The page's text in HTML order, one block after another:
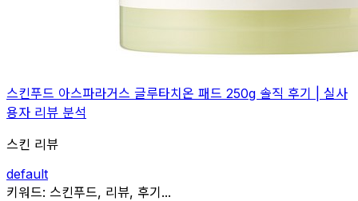
스킨푸드 아스파라거스 글루타치온 패드 250g 솔직 후기 | 실사
용자 리뷰 분석
스킨 리뷰
default
관련
키워드: 스킨푸드, 리뷰, 후기...